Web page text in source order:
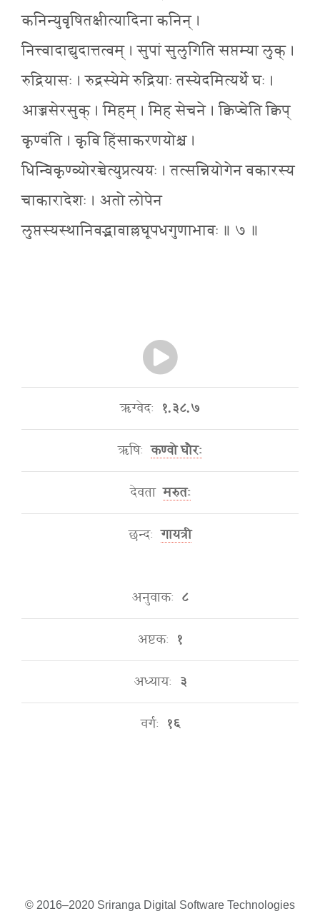
कनिन्युवृषितक्षीत्यादिना कनिन् ।
नित्त्वादाद्युदात्तत्वम् । सुपां सुलुगिति सप्तम्या लुक् ।
रुद्रियासः । रुद्रस्येमे रुद्रियाः तस्येदमित्यर्थे घः ।
आज्जसेरसुक् । मिहम् । मिह सेचने । क्विप्चेति क्विप्
कृण्वंति । कृवि हिंसाकरणयोश्च ।
धिन्विकृण्व्योरच्चेत्युप्रत्ययः । तत्सन्नियोगेन वकारस्य
चाकारादेशः । अतो लोपेन
लुप्तस्यस्थानिवद्भावाल्लघूपधगुणाभावः ॥ ७ ॥
ऋग्वेदः १.३८.७
ऋषिः कण्वो घौरः
देवता मरुतः
छन्दः गायत्री
अनुवाकः ८
अष्टकः १
अध्यायः ३
वर्गः १६
© 2016–2020 Sriranga Digital Software Technologies